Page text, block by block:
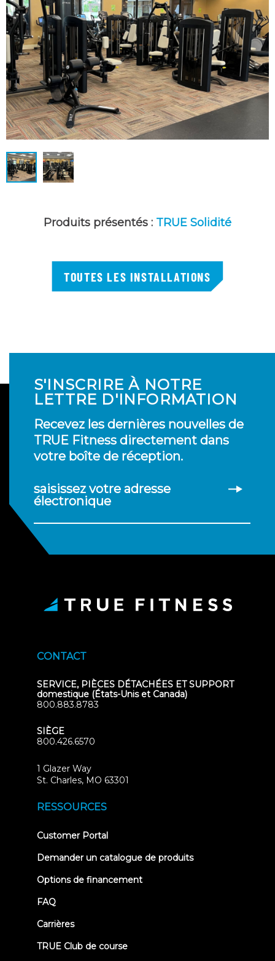
Produits présentés : TRUE Solidité
TOUTES LES INSTALLATIONS
S'INSCRIRE À NOTRE
LETTRE D'INFORMATION
Recevez les dernières nouvelles de
TRUE Fitness directement dans
votre boîte de réception.
saisissez votre adresse
électronique
CONTACT
SERVICE, PIÈCES DÉTACHÉES ET SUPPORT
domestique (États-Unis et Canada)
800.883.8783
SIÈGE
800.426.6570
1 Glazer Way
St. Charles, MO 63301
RESSOURCES
Customer Portal(opens
new
Demander un catalogue de produits
Options de financement
FAQ
Carrières
TRUE Club de course